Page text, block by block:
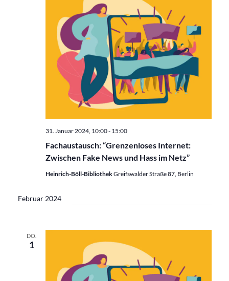
Fachaustausch: “Grenzenloses Internet:
Zwischen Fake News und Hass im Netz”
31. Januar 2024, 10:00- 15:00
Heinrich-Böll-Bibliothek Greifswalder Straße 87, Berlin
Februar 2024
DO.
1